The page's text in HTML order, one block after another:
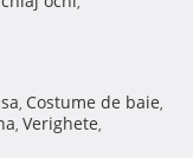
, Costume de baie,
, Verighete,